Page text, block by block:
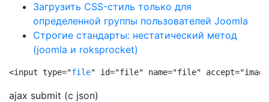
Загрузить CSS-стиль только для
определенной группы пользователей Joomla
Строгие стандарты: нестатический метод
(joomla и roksprocket)
<input type="file" id="file" name="file"
ajax submit (с json)